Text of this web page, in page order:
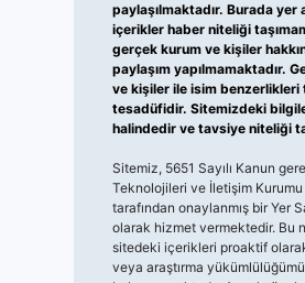
paylaşılmaktadır. Burada yer
içerikler haber niteliği
gerçek kurum ve kişiler
paylaşım yapılmamaktadır.
ve kişiler ile isim benzerlikleri
tesadüfidir. Sitemizdeki
halindedir ve tavsiye niteliği
Sitemiz, 5651 Sayılı Kanun
Teknolojileri ve İletişim Kurumu
tarafından onaylanmış bir Yer
olarak hizmet vermektedir. Bu
sitedeki içerikleri proaktif
veya araştırma